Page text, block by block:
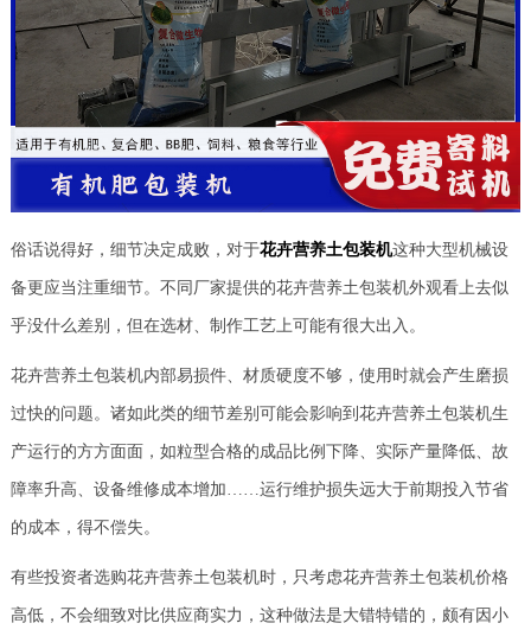
俗话说得好，细节决定成败，对于花卉营养土包装机这种大型机械设
备更应当注重细节。不同厂家提供的花卉营养土包装机外观看上去似
乎没什么差别，但在选材、制作工艺上可能有很大出入。
花卉营养土包装机内部易损件、材质硬度不够，使用时就会产生磨损
过快的问题。诸如此类的细节差别可能会影响到花卉营养土包装机生
产运行的方方面面，如粒型合格的成品比例下降、实际产量降低、故
障率升高、设备维修成本增加……运行维护损失远大于前期投入节省
的成本，得不偿失。
有些投资者选购花卉营养土包装机时，只考虑花卉营养土包装机价格
高低，不会细致对比供应商实力，这种做法是大错特错的，颇有因小